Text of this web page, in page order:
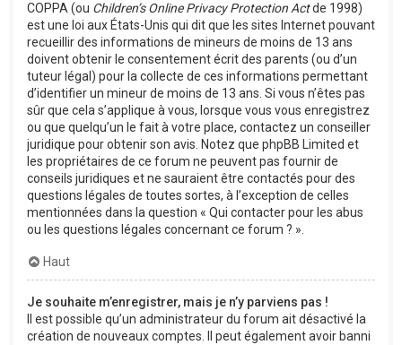
COPPA (ou Children’s Online Privacy Protection Actde 1998)
est une loi aux États-Unis qui dit que les sites Internet pouvant
recueillir des informations de mineurs de moins de 13 ans
doivent obtenir le consentement écrit des parents (ou d’un
tuteur légal) pour la collecte de ces informations permettant
d’identifier un mineur de moins de 13 ans. Si vous n’êtes pas
sûr que cela s’applique à vous, lorsque vous vous enregistrez
ou que quelqu’un le fait à votre place, contactez un conseiller
juridique pour obtenir son avis. Notez que phpBB Limited et
les propriétaires de ce forum ne peuvent pas fournir de
conseils juridiques et ne sauraient être contactés pour des
questions légales de toutes sortes, à l’exception de celles
mentionnées dans la question « Qui contacter pour les abus
ou les questions légales concernant ce forum ? ».
Haut
Je souhaite m’enregistrer, mais je n’y parviens pas !
Il est possible qu’un administrateur du forum ait désactivé la
création de nouveaux comptes. Il peut également avoir banni